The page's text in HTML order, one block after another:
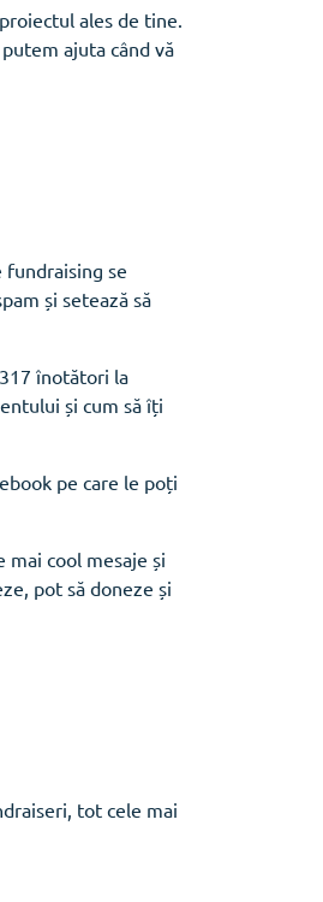
ales de tine.
ajuta când vă
se
și setează să
înotători la
și cum să îți
pe care le poți
cool mesaje și
pot să doneze și
tot cele mai